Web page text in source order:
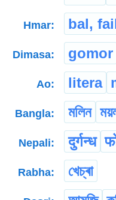
Hmar: bal,
Dimasa: gomor
Ao: litera
Bangla: মলিন
Nepali: दुर्गन्ध
Rabha: খেচ্ৰা